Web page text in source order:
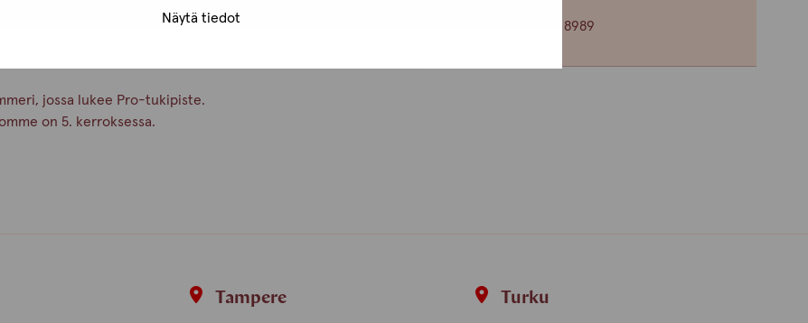
Näytä tiedot
jossa lukee Pro-tukipiste.
on 5. kerroksessa.
+358 (0)44 493 8989
Tampere Turku